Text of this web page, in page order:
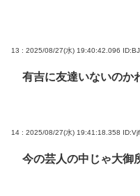
13 : 2025/08/27(水) 19:40:42.096
有吉に友達いないのか
14 : 2025/08/27(水) 19:41:18.358
今の芸人の中じゃ大御